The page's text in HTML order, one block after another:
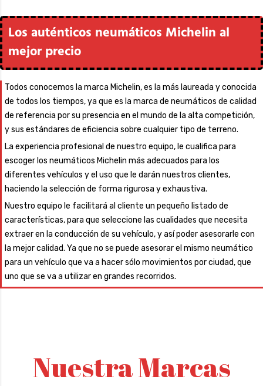
Los auténticos neumáticos Michelin al
mejor precio
Todos conocemos la marca Michelin, es la más laureada y conocida
de todos los tiempos, ya que es la marca de neumáticos de calidad
de referencia por su presencia en el mundo de la alta competición,
y sus estándares de eficiencia sobre cualquier tipo de terreno.
La experiencia profesional de nuestro equipo, le cualifica para
escoger los neumáticos Michelin más adecuados para los
diferentes vehículos y el uso que le darán nuestros clientes,
haciendo la selección de forma rigurosa y exhaustiva.
Nuestro equipo le facilitará al cliente un pequeño listado de
características, para que seleccione las cualidades que necesita
extraer en la conducción de su vehículo, y así poder asesorarle con
la mejor calidad. Ya que no se puede asesorar el mismo neumático
para un vehículo que va a hacer sólo movimientos por ciudad, que
uno que se va a utilizar en grandes recorridos.
Nuestra Marcas